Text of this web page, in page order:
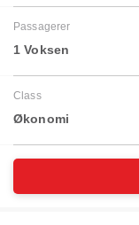
Passagerer
1 Voksen
Class
Økonomi